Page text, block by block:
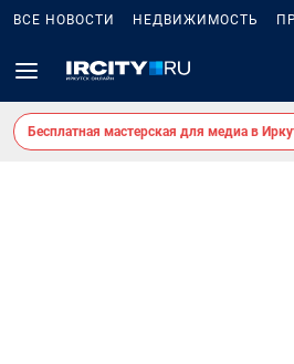
ВСЕ НОВОСТИ НЕДВИЖИМОСТЬ
Бесплатная мастерская для медиа в